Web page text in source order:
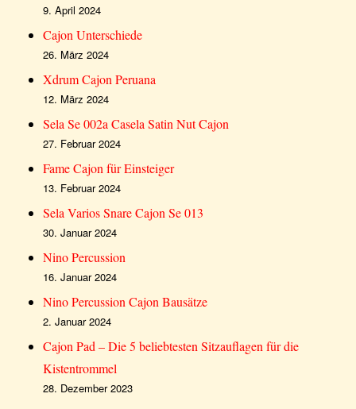
9. April 2024
Cajon Unterschiede
26. März 2024
Xdrum Cajon Peruana
12. März 2024
Sela Se 002a Casela Satin Nut Cajon
27. Februar 2024
Fame Cajon für Einsteiger
13. Februar 2024
Sela Varios Snare Cajon Se 013
30. Januar 2024
Nino Percussion
16. Januar 2024
Nino Percussion Cajon Bausätze
2. Januar 2024
Cajon Pad – Die 5 beliebtesten Sitzauflagen für die
Kistentrommel
28. Dezember 2023